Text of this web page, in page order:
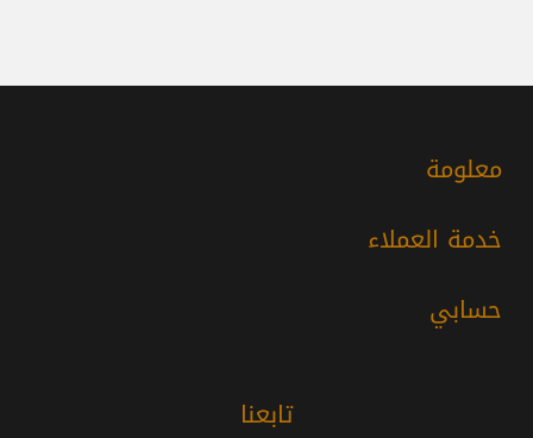
معلومة
خدمة العملاء
حسابي
تابعنا